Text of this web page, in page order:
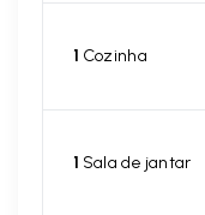
1 Cozinha
1 Sala de jantar